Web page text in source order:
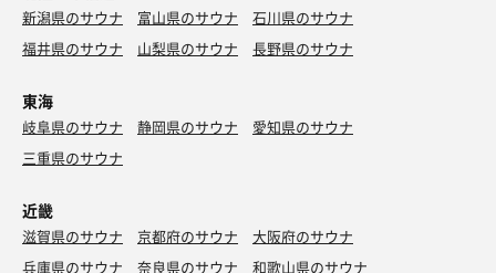
新潟県のサウナ 富山県のサウナ
石川県のサウナ
福井県のサウナ
山梨県のサウナ 長野県のサウナ
東海
岐阜県のサウナ 静岡県のサウナ
愛知県のサウナ
三重県のサウナ
近畿
滋賀県のサウナ 京都府のサウナ
大阪府のサウナ
兵庫県のサウナ
奈良県のサウナ 和歌山県のサウナ